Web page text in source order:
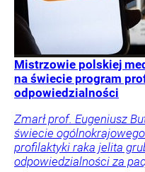
Mistrzowie polskiej
na świecie program
odpowiedzialności
Zmarł prof. Eugeniusz
świecie
profilaktyki raka jelita
odpowiedzialności za